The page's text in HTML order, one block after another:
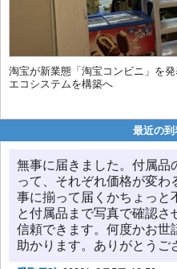
淘宝が新業態「淘宝コンビニ」を
エコシステムを構築へ
最近の到
無事に届きました。付属品
って、それぞれ価格が変
事に揃って届くかちょっと
と付属品まで写真で確認
信頼できます。何度かお世
助かります。ありがとうご